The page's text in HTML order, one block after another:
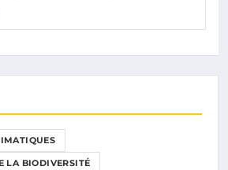
LA BIODIVERSITÉ